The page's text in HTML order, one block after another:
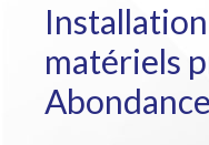
matériels
Abondance